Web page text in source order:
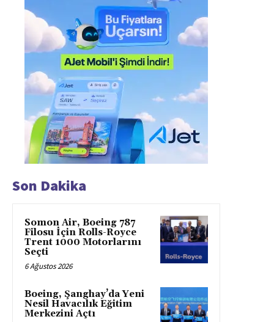
Son Dakika
Somon Air, Boeing 787
Filosu İçin Rolls-Royce
Trent 1000 Motorlarını
Seçti
6 Ağustos 2026
Boeing, Şanghay’da Yeni
Nesil Havacılık Eğitim
Merkezini Açtı